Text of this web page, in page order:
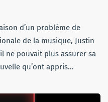
d’un problème de
de la musique, Justin
ne pouvait plus assurer sa
qu’ont appris…